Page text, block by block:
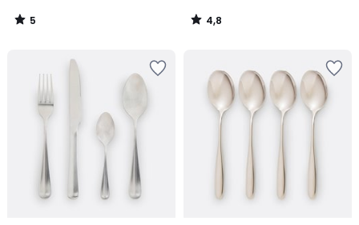
5
/
4,8
/